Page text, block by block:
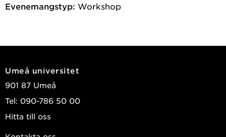
Evenemangstyp: Workshop
Umeå universitet
901 87 Umeå
Tel: 090-786 50 00
Hitta till oss